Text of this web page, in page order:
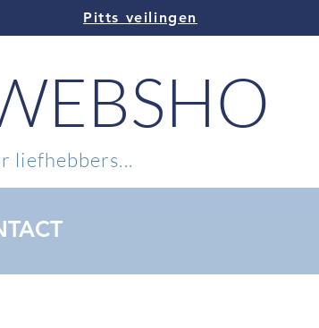
Pitts veilingen
liefhebbers...